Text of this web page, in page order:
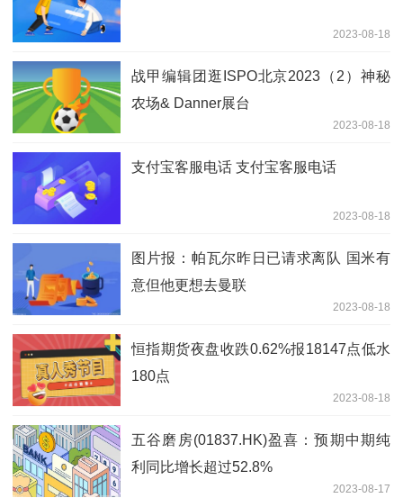
2023-08-18
战甲编辑团逛ISPO北京2023（2）神秘
农场& Danner展台
2023-08-18
支付宝客服电话 支付宝客服电话
2023-08-18
图片报：帕瓦尔昨日已请求离队 国米有
意但他更想去曼联
2023-08-18
恒指期货夜盘收跌0.62%报18147点低水
180点
2023-08-18
五谷磨房(01837.HK)盈喜：预期中期纯
利同比增长超过52.8%
2023-08-17